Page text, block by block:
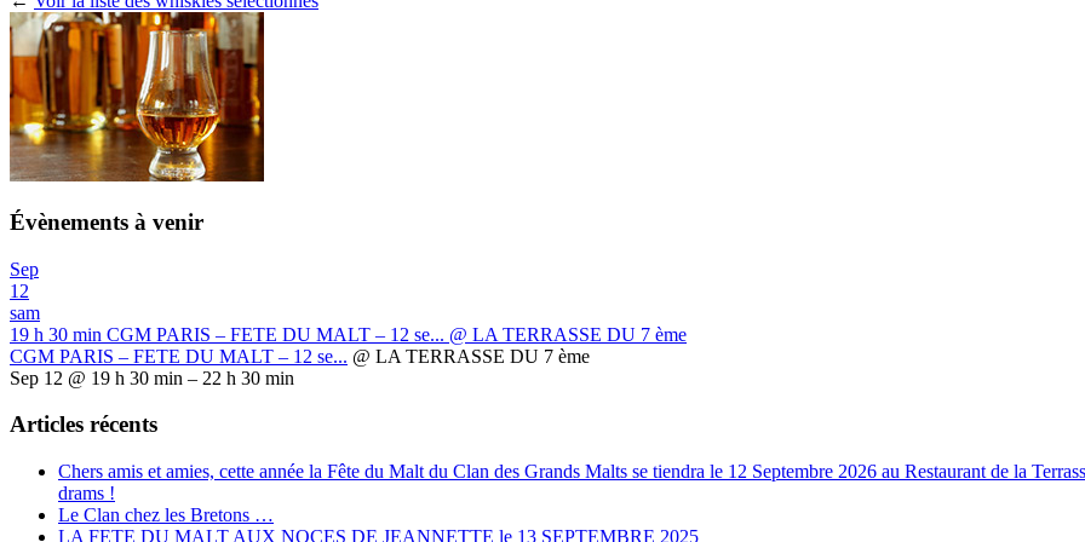
Évènements à venir
Sep
12
sam
19 h 30 min CGM PARIS – FETE DU MALT – 12 se... @ LA TERRASSE DU 7 ème
CGM PARIS – FETE DU MALT – 12 se... @ LA TERRASSE DU 7 ème
Sep 12 @ 19 h 30 min – 22 h 30 min
Articles récents
Chers amis et amies, cette année la Fête du Malt du Clan des Grands Malts se tiendra le 12 Septembre 2026 au Restaurant de la
drams !
Le Clan chez les Bretons …
LA FETE DU MALT AUX NOCES DE JEANNETTE le 13 SEPTEMBRE 2025